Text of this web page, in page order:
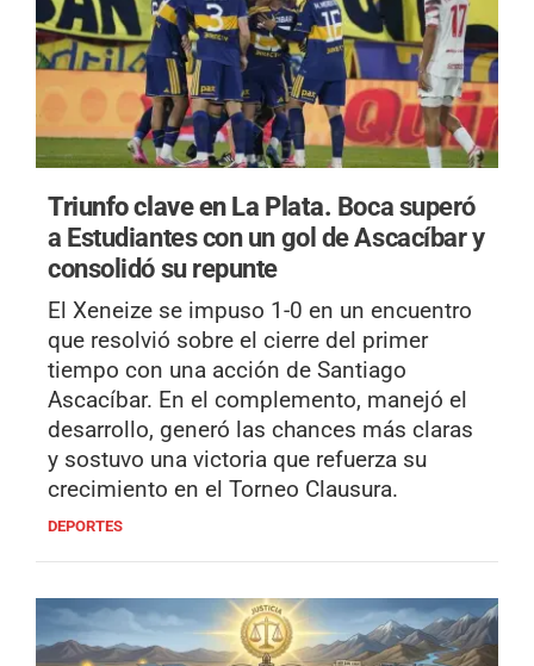
Triunfo clave en La Plata. Boca superó
a Estudiantes con un gol de Ascacíbar y
consolidó su repunte
El Xeneize se impuso 1-0 en un encuentro
que resolvió sobre el cierre del primer
tiempo con una acción de Santiago
Ascacíbar. En el complemento, manejó el
desarrollo, generó las chances más claras
y sostuvo una victoria que refuerza su
crecimiento en el Torneo Clausura.
DEPORTES